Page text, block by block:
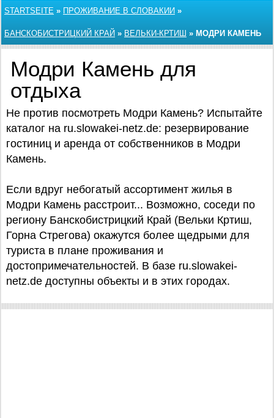
STARTSEITE » ПРОЖИВАНИЕ В СЛОВАКИИ »
БАНСКОБИСТРИЦКИЙ КРАЙ » ВЕЛЬКИ-КРТИШ » МОДРИ КАМЕНЬ
Модри Камень для
отдыха
Не против посмотреть Модри Камень? Испытайте
каталог на ru.slowakei-netz.de: резервирование
гостиниц и аренда от собственников в Модри
Камень.
Если вдруг небогатый ассортимент жилья в
Модри Камень расстроит... Возможно, соседи по
региону Банскобистрицкий Край (Вельки Кртиш,
Горна Стрегова) окажутся более щедрыми для
туриста в плане проживания и
достопримечательностей. В базе ru.slowakei-
netz.de доступны объекты и в этих городах.